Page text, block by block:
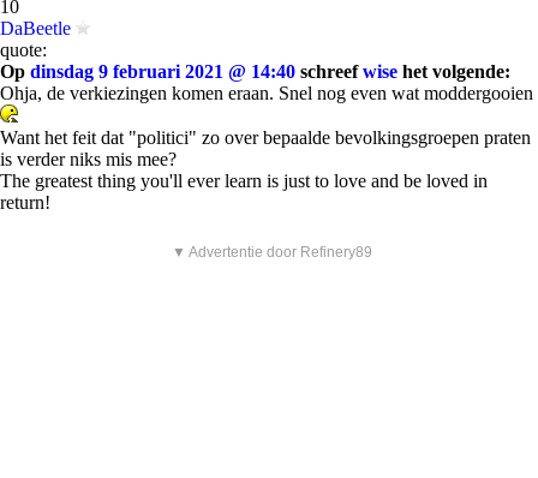
10
DaBeetle
quote:
Op dinsdag 9 februari 2021 @ 14:40 schreefwise het volgende:
Ohja, de verkiezingen komen eraan. Snel nog even wat moddergooien
Want het feit dat "politici" zo over bepaalde bevolkingsgroepen praten
is verder niks mis mee?
The greatest thing you'll ever learn is just to love and be loved in
return!
▼ Advertentie door Refinery89